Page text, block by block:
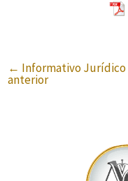
← Informativo Jurídico
anterior